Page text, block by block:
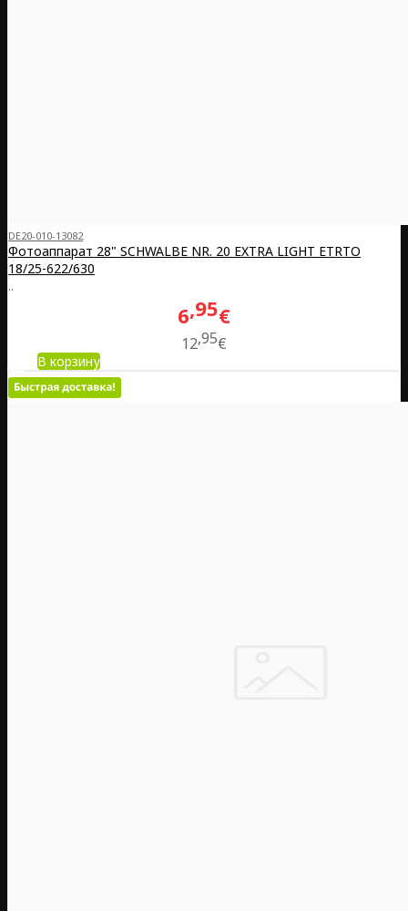
DE20-010-13082
Фотоаппарат 28" SCHWALBE NR. 20 EXTRA LIGHT ETRTO
18/25-622/630
..
6 95€
1295€
В корзину